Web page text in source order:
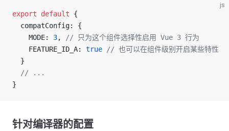
js
export default {
  compatConfig: {
    MODE:
3,
// 只为这个组件选择性启用 Vue 3 行为
    FEATURE_ID_A:
true // 也可以在组件级别开启某些特性
  }
  // ...
}
针对编译器的配置